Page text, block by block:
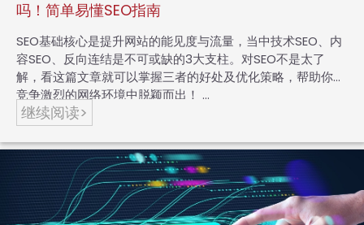
吗！简单易懂SEO指南
SEO基础核心是提升网站的能见度与流量，当中技术SEO、内
容SEO、反向连结是不可或缺的3大支柱。对SEO不是太了
解，看这篇文章就可以掌握三者的好处及优化策略，帮助你在
竞争激烈的网络环境中脱颖而出！ …
继续阅读>